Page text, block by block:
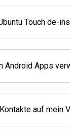
Touch de-
Android Apps
auf mein